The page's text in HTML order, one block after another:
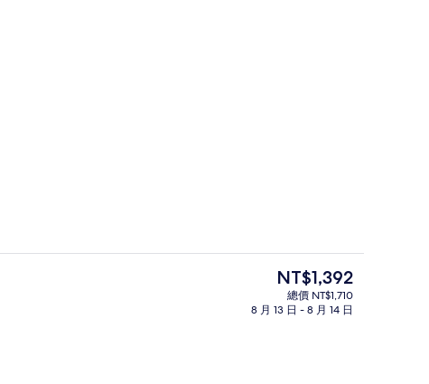
目
前
的
NT$1,392
總價 NT$1,710
8 月 13 日 - 8 月 14 日